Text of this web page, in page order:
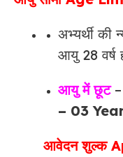
अभ्यर्थी की
आयु 28 वर्ष
आयु में छूट–
– 03
आवेदन शुल्क